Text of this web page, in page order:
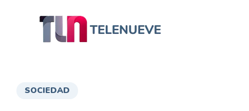
SOCIEDAD